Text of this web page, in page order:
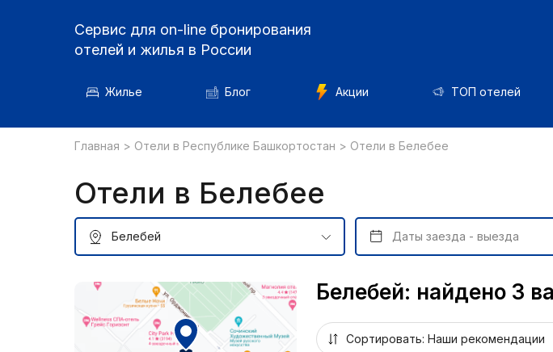
Сервис для on-line бронирования
отелей и жилья в России
Жилье Блог Акции ТОП отелей
Главная > Отели в Республике Башкортостан > Отели в Белебее
Отели в Белебее
Белебей: найдено 3
Сортировать: Наши рекомендации